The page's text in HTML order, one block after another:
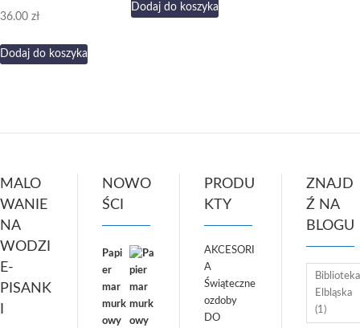
36.00 zł
Dodaj do koszyka
Dodaj do koszyka
MALO
WANIE
NA
WODZI
E-
PISANK
NOWO
ŚCI
Papi
er
mar
murk
owy
PRODU
KTY
AKCESORI
A
Świąteczne
ozdoby
DO
ZNAJD
Ź NA
BLOGU
Biblioteka
Elbląska
(1)